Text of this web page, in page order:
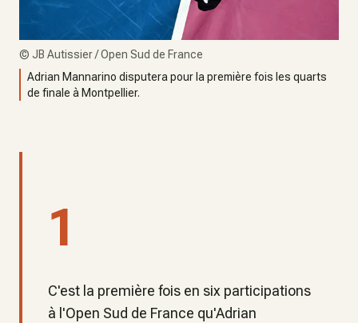
© JB Autissier / Open Sud de France
Adrian Mannarino disputera pour la première fois les quarts
de finale à Montpellier.
1
C'est la première fois en six participations
à l'Open Sud de France qu'Adrian